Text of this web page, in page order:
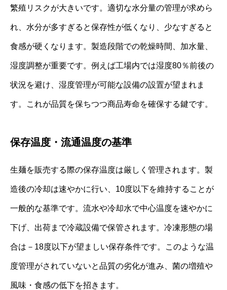
繁殖リスクが大きいです。適切な水分量の管理が求めら
れ、水分が多すぎると保存性が低くなり、少なすぎると
食感が硬くなります。製造段階での乾燥時間、加水量、
湿度調整が重要です。例えば工場内では湿度80％前後の
状況を避け、湿度管理が可能な設備の設置が望まれま
す。これが品質を保ちつつ商品寿命を確保する鍵です。
保存温度・流通温度の基準
生麺を販売する際の保存温度は厳しく管理されます。製
造後の冷却は速やかに行い、10度以下を維持することが
一般的な基準です。流水や冷却水で中心温度を速やかに
下げ、出荷まで冷蔵設備で保管されます。冷凍形態の場
合は－18度以下が望ましい保存条件です。このような温
度管理がされていないと品質の劣化が進み、菌の増殖や
風味・食感の低下を招きます。